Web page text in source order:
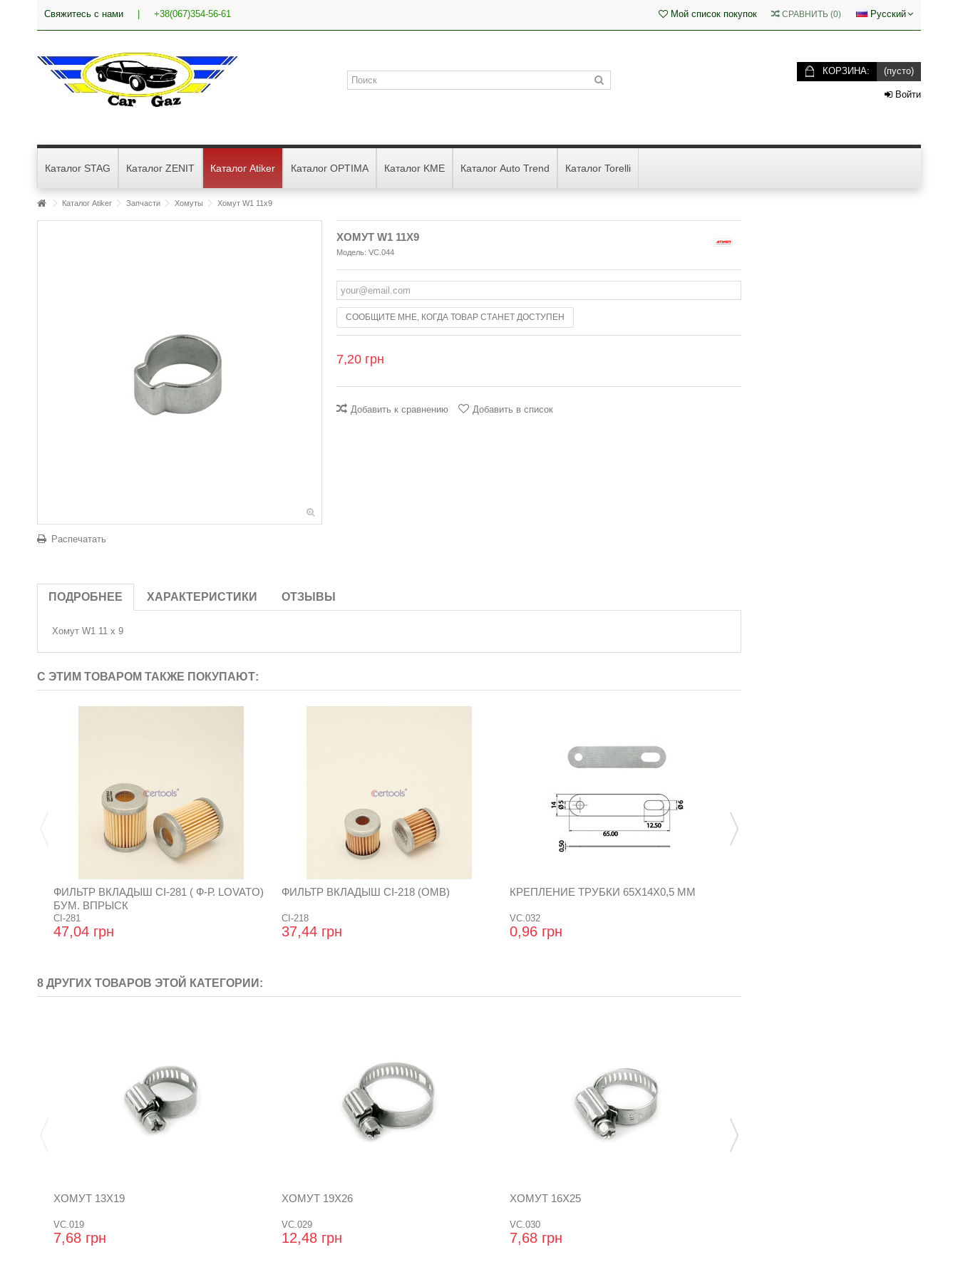
Русский
Свяжитесь с нами +38(067)354-56-61 СРАВНИТЬ (0)
Мой список покупок
КОРЗИНА: (пусто)
Войти
Каталог STAG Каталог ZENIT Каталог Atiker Каталог OPTIMA Каталог KME Каталог Auto Trend Каталог Torelli
Каталог Atiker Запчасти Хомуты Хомут W1 11x9
Распечатать
ХОМУТ W1 11X9
Модель: VC.044
СООБЩИТЕ МНЕ, КОГДА ТОВАР СТАНЕТ ДОСТУПЕН
7,20 грн
Добавить к сравнению Добавить в список
ПОДРОБНЕЕ ХАРАКТЕРИСТИКИ ОТЗЫВЫ
Хомут W1 11 x 9
С ЭТИМ ТОВАРОМ ТАКЖЕ ПОКУПАЮТ:
ФИЛЬТР ВКЛАДЫШ CI-281 ( Ф-Р. LOVATO)
БУМ. ВПРЫСК
CI-281
47,04 грн
ФИЛЬТР ВКЛАДЫШ CI-218 (ОМВ)
CI-218
37,44 грн
КРЕПЛЕНИЕ ТРУБКИ 65Х14Х0,5 ММ
VC.032
0,96 грн
8 ДРУГИХ ТОВАРОВ ЭТОЙ КАТЕГОРИИ:
ХОМУТ 13X19
VC.019
7,68 грн
ХОМУТ 19X26
VC.029
12,48 грн
ХОМУТ 16X25
VC.030
7,68 грн